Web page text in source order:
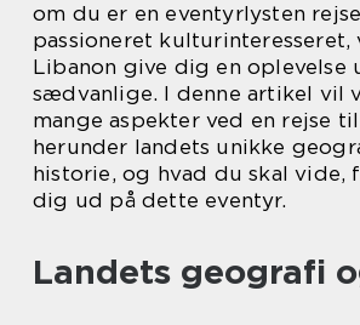
om du er en eventyrlysten
passioneret kulturinteresseret,
Libanon give dig en oplevelse
sædvanlige. I denne artikel vil
mange aspekter ved en rejse
herunder landets unikke
historie, og hvad du skal vide,
dig ud på dette eventyr.
Landets geografi